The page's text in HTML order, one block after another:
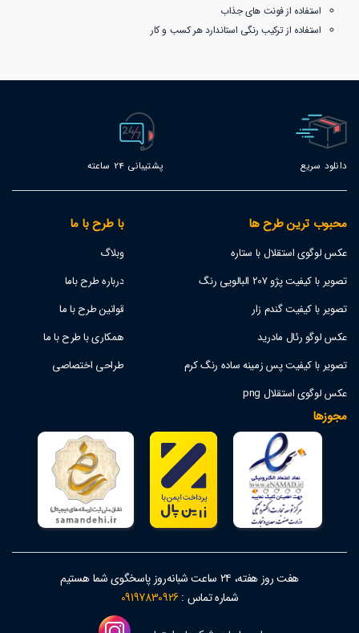
استفاده از فونت های جذاب
استفاده از ترکیب رنگی استاندارد هر کسب و کار
دانلود سریع پشتیبانی 24 ساعته
محبوب ترین طرح ها
عکس لوگوی استقلال با ستاره
تصویر با کیفیت پژو 207 البالویی رنگ
تصویر با کیفیت گندم زار
عکس لوگو رئال مادرید
تصویر با کیفیت پس زمینه ساده رنگ کرم
عکس لوگوی استقلال png
با طرح با ما
وبلاگ
درباره طرح باما
قوانین طرح با ما
همکاری با طرح با ما
طراحی اختصاصی
مجوزها
هفت روز هفته، ۲۴ ساعت شبانه‌روز پاسخگوی شما هستیم
شماره تماس :09197830926